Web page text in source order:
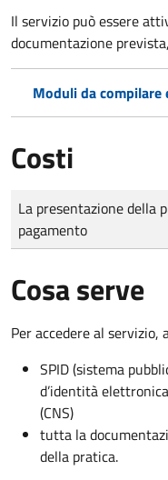
Il servizio può essere
documentazione
Moduli da compilare
Costi
Tipo di pagamento
Importo
La presentazione della
pagamento
Cosa serve
Per accedere al servizio,
SPID (sistema
d’identità
(CNS)
tutta la
della pratica.